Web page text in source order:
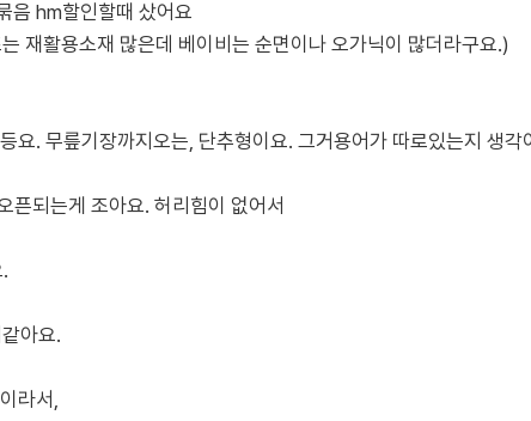
음 hm할인할때 샀어요
재활용소재 많은데 베이비는 순면이나 오가닉이 많더라구요.)
요. 무릎기장까지오는, 단추형이요. 그거용어가 따로있는지 생각
픈되는게 조아요. 허리힘이 없어서
아요.
라서,